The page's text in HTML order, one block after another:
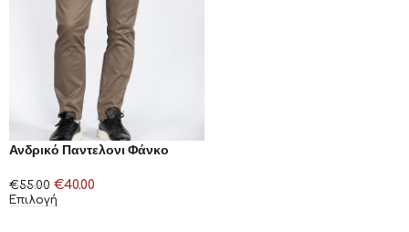
Ανδρικό Παντελονι Φάνκο
€55.00 €40.00
Επιλογή